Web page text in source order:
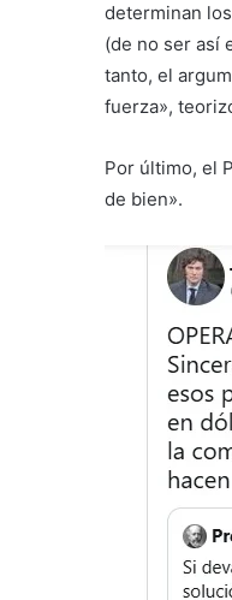
determinan
(de no ser así
tanto, el
fuerza»,
Por último, el
de bien».